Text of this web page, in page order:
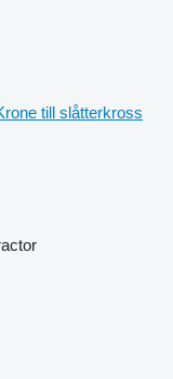
till slåtterkross